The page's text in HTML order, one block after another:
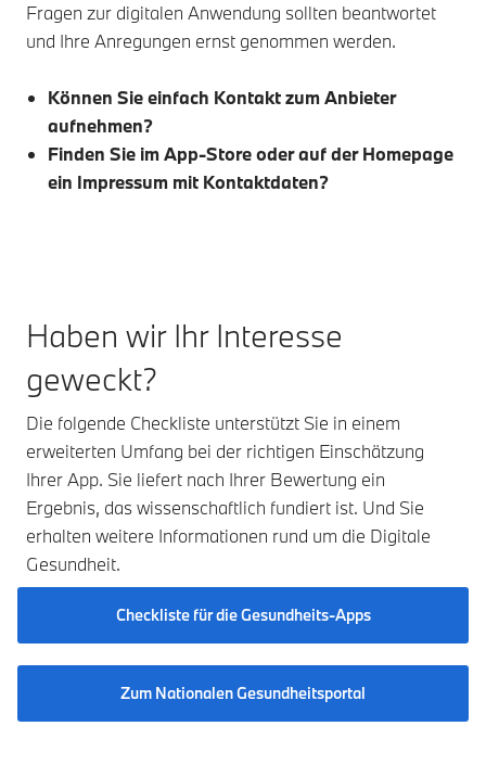
Fragen zur digitalen Anwendung sollten beantwortet
und Ihre Anregungen ernst genommen werden.
Können Sie einfach Kontakt zum Anbieter
aufnehmen?
Finden Sie im App-Store oder auf der Homepage
ein Impressum mit Kontaktdaten?
Haben wir Ihr Interesse
geweckt?
Die folgende Checkliste unterstützt Sie in einem
erweiterten Umfang bei der richtigen Einschätzung
Ihrer App. Sie liefert nach Ihrer Bewertung ein
Ergebnis, das wissenschaftlich fundiert ist. Und Sie
erhalten weitere Informationen rund um die Digitale
Gesundheit.
Checkliste für die Gesundheits-Apps
Zum Nationalen Gesundheitsportal